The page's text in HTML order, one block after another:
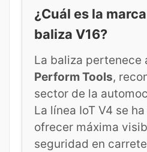
¿Cuál es la
baliza V16?
La baliza pertenece
Perform Tools,
sector de la
La línea IoT V4 se
ofrecer máxima
seguridad en